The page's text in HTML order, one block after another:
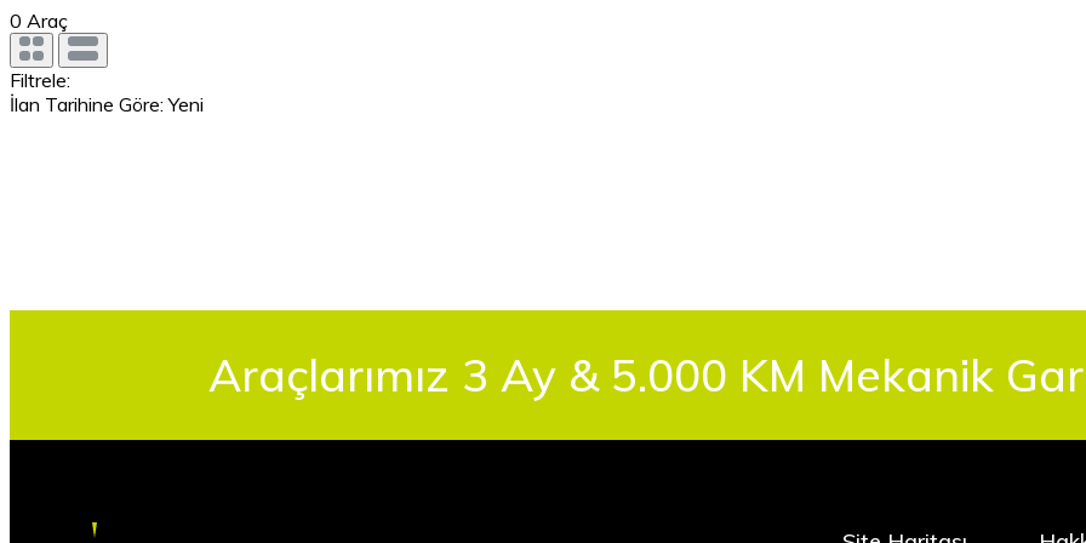
0 Araç
Filtrele:
İlan Tarihine Göre: Yeni
Araçlarımız 3 Ay & 5.000 KM Mekanik